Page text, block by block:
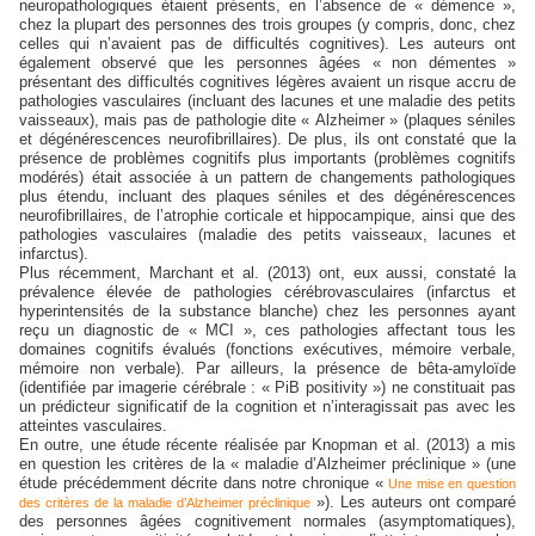
neuropathologiques étaient présents, en l’absence de « démence »,
chez la plupart des personnes des trois groupes (y compris, donc, chez
celles qui n’avaient pas de difficultés cognitives). Les auteurs ont
également observé que les personnes âgées « non démentes »
présentant des difficultés cognitives légères avaient un risque accru de
pathologies vasculaires (incluant des lacunes et une maladie des petits
vaisseaux), mais pas de pathologie dite « Alzheimer » (plaques séniles
et dégénérescences neurofibrillaires). De plus, ils ont constaté que la
présence de problèmes cognitifs plus importants (problèmes cognitifs
modérés) était associée à un pattern de changements pathologiques
plus étendu, incluant des plaques séniles et des dégénérescences
neurofibrillaires, de l’atrophie corticale et hippocampique, ainsi que des
pathologies vasculaires (maladie des petits vaisseaux, lacunes et
infarctus).
Plus récemment, Marchant et al. (2013) ont, eux aussi, constaté la
prévalence élevée de pathologies cérébrovasculaires (infarctus et
hyperintensités de la substance blanche) chez les personnes ayant
reçu un diagnostic de « MCI », ces pathologies affectant tous les
domaines cognitifs évalués (fonctions exécutives, mémoire verbale,
mémoire non verbale). Par ailleurs, la présence de bêta-amyloïde
(identifiée par imagerie cérébrale : « PiB positivity ») ne constituait pas
un prédicteur significatif de la cognition et n’interagissait pas avec les
atteintes vasculaires.
En outre, une étude récente réalisée par Knopman et al. (2013) a mis
en question les critères de la « maladie d’Alzheimer préclinique » (une
étude précédemment décrite dans notre chronique «Une mise en question
des critères de la maladie d’Alzheimer préclinique »). Les auteurs ont comparé
des personnes âgées cognitivement normales (asymptomatiques),